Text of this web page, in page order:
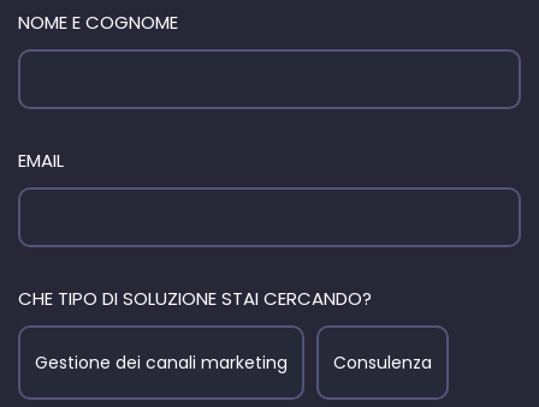
NOME E COGNOME
EMAIL
CHE TIPO DI SOLUZIONE STAI CERCANDO?
Gestione dei canali marketing Consulenza